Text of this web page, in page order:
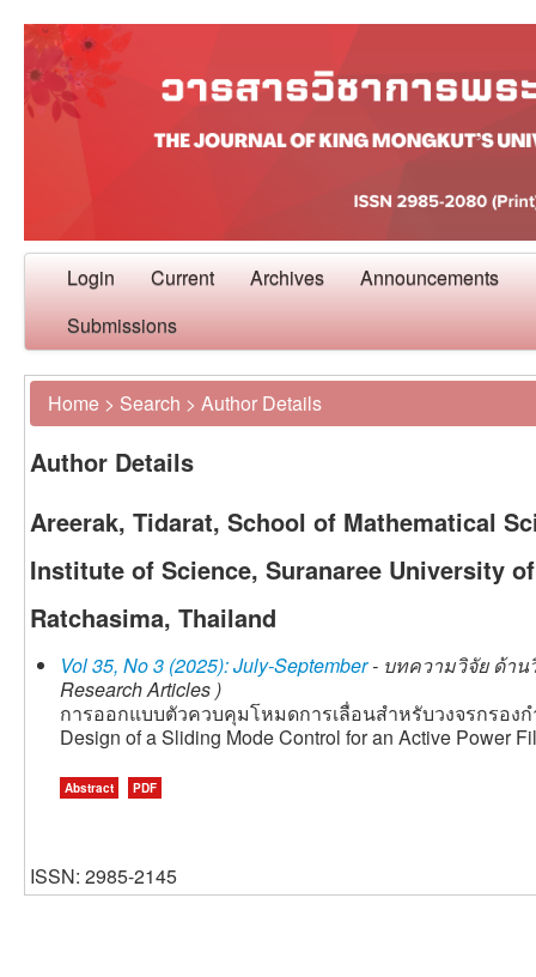
Login Current Archives Announcements
Submissions
Home > Search > Author Details
Author Details
Areerak, Tidarat, School of Mathematical
Institute of Science, Suranaree University
Ratchasima, Thailand
Vol 35, No 3 (2025): July-September- บทความวิจัย ด้าน
Research Articles )
การออกแบบตัวควบคุมโหมดการเลื่อนสำหรับวงจรกรอง
Design of a Sliding Mode Control for an Active Power
Abstract PDF
ISSN: 2985-2145